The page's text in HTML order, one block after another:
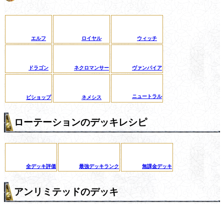
エルフ ロイヤル ウィッチ
ドラゴン ネクロマンサー ヴァンパイア
ビショップ ネメシス ニュートラル
ローテーションのデッキレシピ
全デッキ評価 最強デッキランク 無課金デッキ
アンリミテッドのデッキ